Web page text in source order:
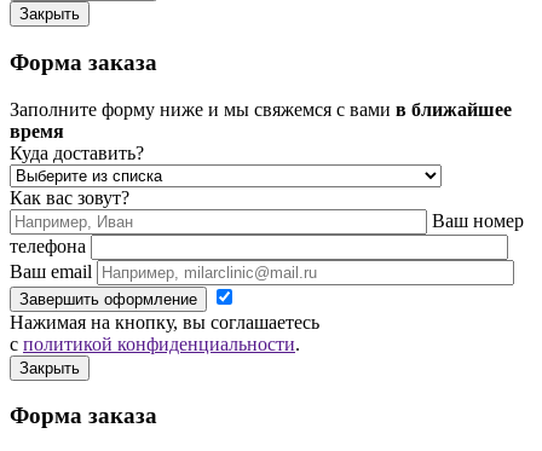
Закрыть
Форма заказа
Заполните форму ниже и мы свяжемся с вами в ближайшее
время
Куда доставить?
Как вас зовут?
Ваш номер
телефона
Ваш email
Завершить оформление
Нажимая на кнопку, вы соглашаетесь
с политикой конфиденциальности.
Закрыть
Форма заказа